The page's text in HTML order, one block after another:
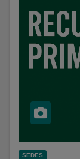
SEDES